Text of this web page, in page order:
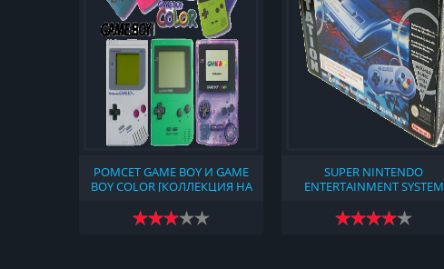
РОМСЕТ GAME BOY И GAME
BOY COLOR [КОЛЛЕКЦИЯ НА
ЯЗЫКАХ] (2024)
SUPER NINTENDO
ENTERTAINMENT SYSTEM
АНГЛИЙСКОМ ЯЗЫКАХ]
(2024)